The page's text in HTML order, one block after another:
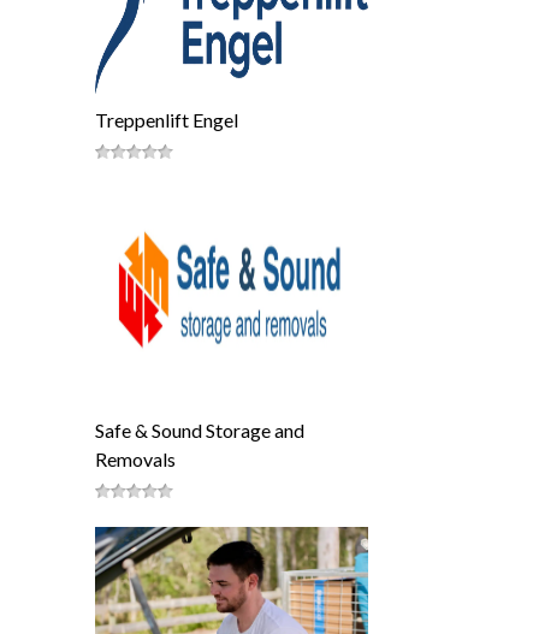
Treppenlift Engel
Safe & Sound Storage and
Removals